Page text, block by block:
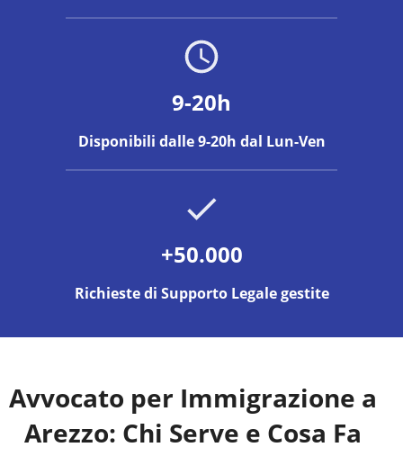
9-20h
Disponibili dalle 9-20h dal Lun-Ven
+50.000
Richieste di Supporto Legale gestite
Avvocato per Immigrazione a
Arezzo: Chi Serve e Cosa Fa